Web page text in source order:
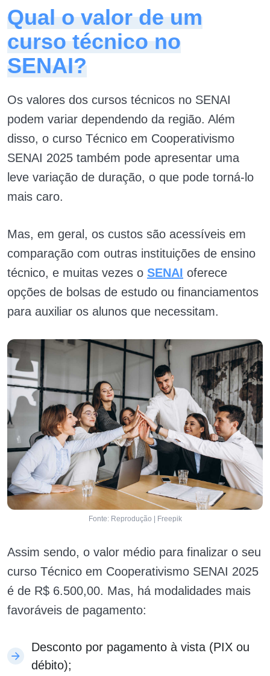
Qual o valor de um
curso técnico no
SENAI?
Os valores dos cursos técnicos no SENAI
podem variar dependendo da região. Além
disso, o curso Técnico em Cooperativismo
SENAI 2025 também pode apresentar uma
leve variação de duração, o que pode torná-lo
mais caro.
Mas, em geral, os custos são acessíveis em
comparação com outras instituições de ensino
técnico, e muitas vezes o SENAI oferece
opções de bolsas de estudo ou financiamentos
para auxiliar os alunos que necessitam.
Fonte: Reprodução | Freepik
Assim sendo, o valor médio para finalizar o seu
curso Técnico em Cooperativismo SENAI 2025
é de R$ 6.500,00. Mas, há modalidades mais
favoráveis de pagamento:
Desconto por pagamento à vista (PIX ou
débito);